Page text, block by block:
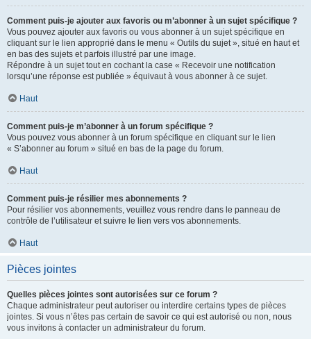
Comment puis-je ajouter aux favoris ou m’abonner à un sujet spécifique ?
Vous pouvez ajouter aux favoris ou vous abonner à un sujet spécifique en
cliquant sur le lien approprié dans le menu « Outils du sujet », situé en haut et
en bas des sujets et parfois illustré par une image.
Répondre à un sujet tout en cochant la case « Recevoir une notification
lorsqu’une réponse est publiée » équivaut à vous abonner à ce sujet.
Haut
Comment puis-je m’abonner à un forum spécifique ?
Vous pouvez vous abonner à un forum spécifique en cliquant sur le lien
« S’abonner au forum » situé en bas de la page du forum.
Haut
Comment puis-je résilier mes abonnements ?
Pour résilier vos abonnements, veuillez vous rendre dans le panneau de
contrôle de l’utilisateur et suivre le lien vers vos abonnements.
Haut
Pièces jointes
Quelles pièces jointes sont autorisées sur ce forum ?
Chaque administrateur peut autoriser ou interdire certains types de pièces
jointes. Si vous n’êtes pas certain de savoir ce qui est autorisé ou non, nous
vous invitons à contacter un administrateur du forum.